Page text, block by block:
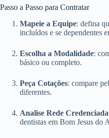
Passo a Passo para Contratar
Mapeie a Equipe: defina
incluídos e se dependentes
Escolha a Modalidade:
básico ou completo.
Peça Cotações: compare
diferentes.
Analise Rede
dentistas em Bom Jesus do